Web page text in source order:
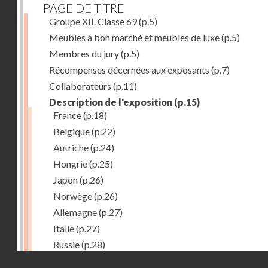
PAGE DE TITRE
Groupe XII. Classe 69(p.5)
Meubles à bon marché et meubles de luxe(p.5)
Membres du jury(p.5)
Récompenses décernées aux exposants (p.7)
Collaborateurs (p.11)
Description de l'exposition (p.15)
France(p.18)
Belgique(p.22)
Autriche(p.24)
Hongrie(p.25)
Japon(p.26)
Norwège(p.26)
Allemagne(p.27)
Italie(p.27)
Russie(p.28)